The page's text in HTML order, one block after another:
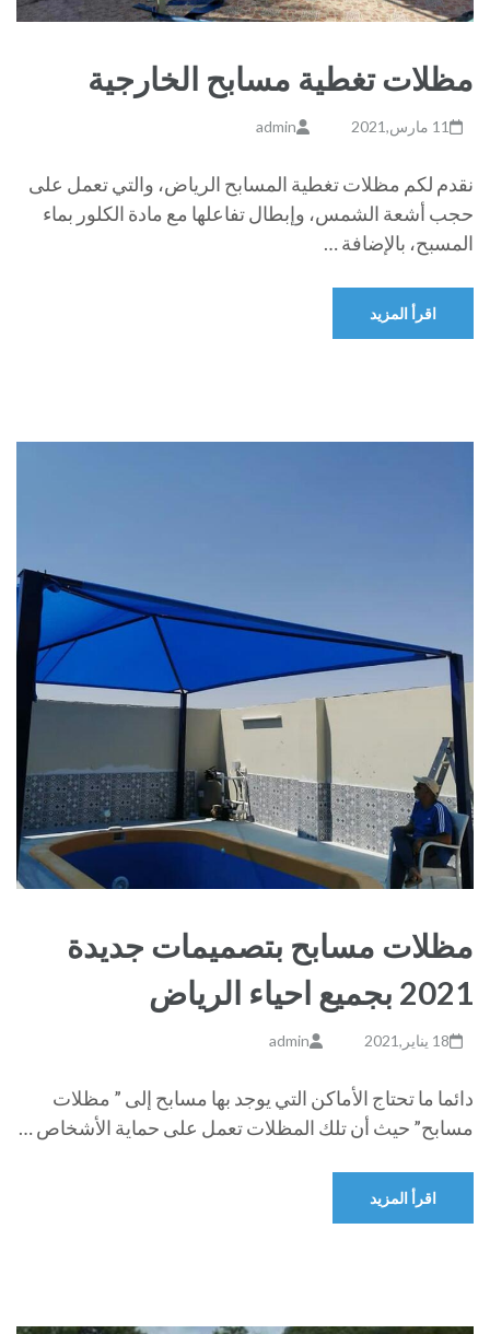
مظلات تغطية مسابح الخارجية
11 مارس,2021 admin
نقدم لكم مظلات تغطية المسابح الرياض، والتي تعمل على
حجب أشعة الشمس، وإبطال تفاعلها مع مادة الكلور بماء
المسبح، بالإضافة …
اقرأ المزيد
مظلات مسابح بتصميمات جديدة
2021 بجميع احياء الرياض
18 يناير,2021 admin
دائما ما تحتاج الأماكن التي يوجد بها مسابح إلى ” مظلات
مسابح” حيث أن تلك المظلات تعمل على حماية الأشخاص …
اقرأ المزيد